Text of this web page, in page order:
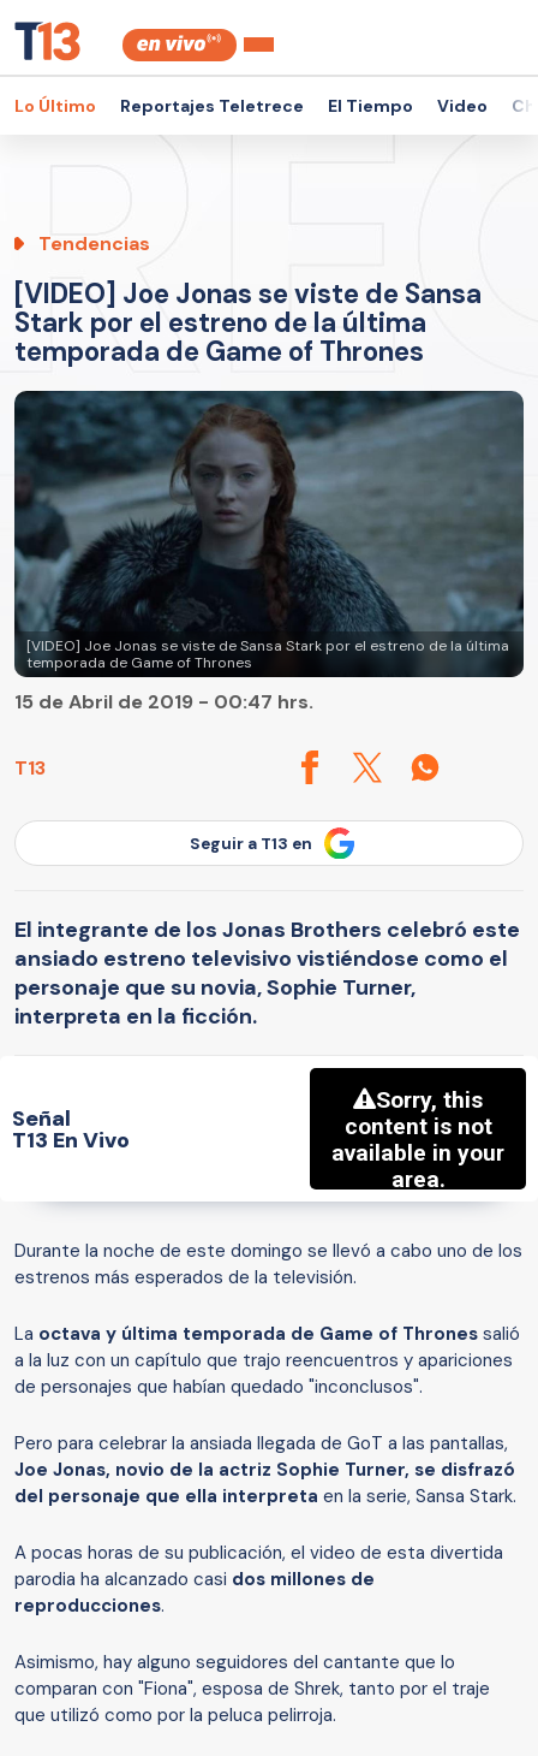
Lo Último Reportajes Teletrece El Tiempo Video
Tendencias
[VIDEO] Joe Jonas se viste de Sansa
Stark por el estreno de la última
temporada de Game of Thrones
[VIDEO] Joe Jonas se viste de Sansa Stark por el estreno de la última
temporada de Game of Thrones
T13
15 de Abril de 2019 - 00:47 hrs.
Seguir a T13 en
El integrante de los Jonas Brothers celebró este
ansiado estreno televisivo vistiéndose como el
personaje que su novia, Sophie Turner,
interpreta en la ficción.
Señal
T13 En Vivo
Durante la noche de este domingo se llevó a cabo uno de los
estrenos más esperados de la televisión.
La octava y última temporada de Game of Thrones salió
a la luz con un capítulo que trajo reencuentros y apariciones
de personajes que habían quedado "inconclusos".
Pero para celebrar la ansiada llegada de GoT a las pantallas,
Joe Jonas, novio de la actriz Sophie Turner, se disfrazó
del personaje que ella interpreta en la serie, Sansa Stark.
A pocas horas de su publicación, el video de esta divertida
parodia ha alcanzado casi dos millones de
reproducciones.
Asimismo, hay alguno seguidores del cantante que lo
comparan con "Fiona", esposa de Shrek, tanto por el traje
que utilizó como por la peluca pelirroja.